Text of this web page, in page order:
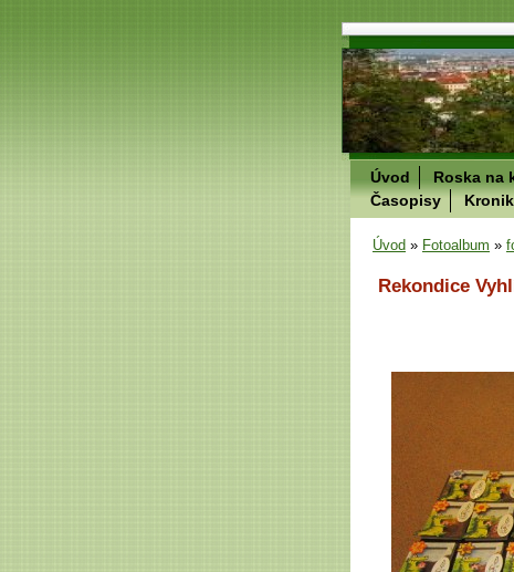
Úvod Roska na
Časopisy
Úvod » Fotoalbum »
Rekondice